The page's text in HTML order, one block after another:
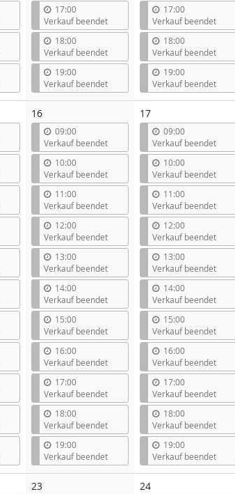
17:00
Verkauf beendet
18:00
Verkauf beendet
19:00
Verkauf beendet
17:00
Verkauf beendet
18:00
Verkauf beendet
19:00
Verkauf beendet
16
09:00
Verkauf beendet
10:00
Verkauf beendet
11:00
Verkauf beendet
12:00
Verkauf beendet
13:00
Verkauf beendet
14:00
Verkauf beendet
15:00
Verkauf beendet
16:00
Verkauf beendet
17:00
Verkauf beendet
18:00
Verkauf beendet
19:00
Verkauf beendet
17
09:00
Verkauf beendet
10:00
Verkauf beendet
11:00
Verkauf beendet
12:00
Verkauf beendet
13:00
Verkauf beendet
14:00
Verkauf beendet
15:00
Verkauf beendet
16:00
Verkauf beendet
17:00
Verkauf beendet
18:00
Verkauf beendet
19:00
Verkauf beendet
23 24